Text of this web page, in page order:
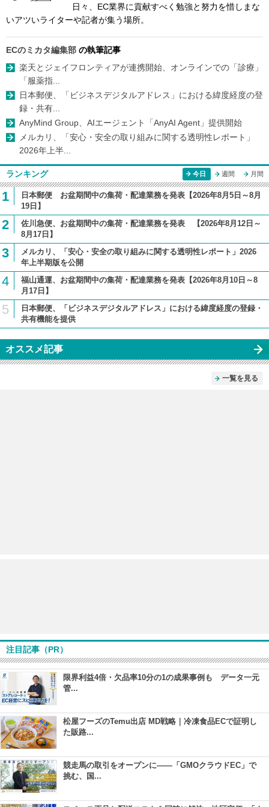
日々、EC業界に貢献すべく勉強と努力を惜しまな
いアツいライターや記者が集う場所。
ECのミカタ編集部 の執筆記事
楽天とジェイフロンティアが連携開始、オンラインでの「診療」
「服薬指...
日本郵便、「ビジネスデジタルアドレス」における緯度経度の登
録・共有...
AnyMind Group、AIエージェント「AnyAI Agent」提供開始
メルカリ、「安心・安全の取り組みに関する透明性レポート」
2026年上半...
ランキング 今日 週間 月間
1
日本郵便 お盆期間中の集荷・配達業務を発表【2026年8月5日～8月
19日】
2
佐川急便、お盆期間中の集荷・配達業務を発表 【2026年8月12日～
8月17日】
3
メルカリ、「安心・安全の取り組みに関する透明性レポート」2026
年上半期版を公開
4
福山通運、お盆期間中の集荷・配達業務を発表【2026年8月10日～8
月17日】
5
日本郵便、「ビジネスデジタルアドレス」における緯度経度の登録・
共有機能を提供
オススメ記事
一覧を見る
注目記事（PR）
限界利益4倍・欠品率10分の1の成果事例も データ一元
管...
松屋フーズのTemu出店 MD戦略｜冷凍食品ECで証明し
た販路...
競走馬の取引をオープンに――「GMOクラウドEC」で
挑む、国...